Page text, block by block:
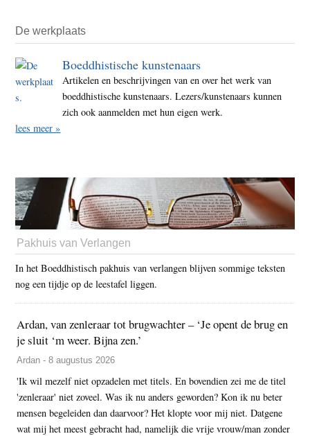
De werkplaats
Boeddhistische kunstenaars
Artikelen en beschrijvingen van en over het werk van
boeddhistische kunstenaars. Lezers/kunstenaars kunnen
zich ook aanmelden met hun eigen werk.
lees meer »
Pakhuis van Verlangen
In het Boeddhistisch pakhuis van verlangen blijven sommige teksten
nog een tijdje op de leestafel liggen.
Ardan, van zenleraar tot brugwachter – ‘Je opent de brug en
je sluit ‘m weer. Bijna zen.’
Ardan - 8 augustus 2026
'Ik wil mezelf niet opzadelen met titels. En bovendien zei me de titel
'zenleraar' niet zoveel. Was ik nu anders geworden? Kon ik nu beter
mensen begeleiden dan daarvoor? Het klopte voor mij niet. Datgene
wat mij het meest gebracht had, namelijk die vrije vrouw/man zonder